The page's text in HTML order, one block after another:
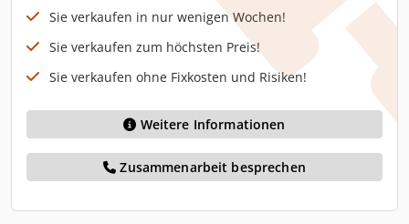
Sie verkaufen in nur wenigen Wochen!
Sie verkaufen zum höchsten Preis!
Sie verkaufen ohne Fixkosten und Risiken!
Weitere Informationen
Zusammenarbeit besprechen